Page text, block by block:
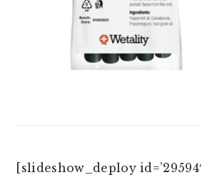
[slideshow_deploy id=’29594′]